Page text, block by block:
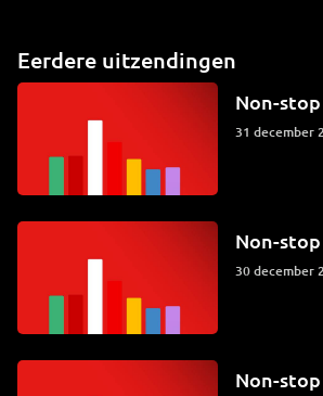
Eerdere uitzendingen
Non-
31 december
Non-
30 december
Non-